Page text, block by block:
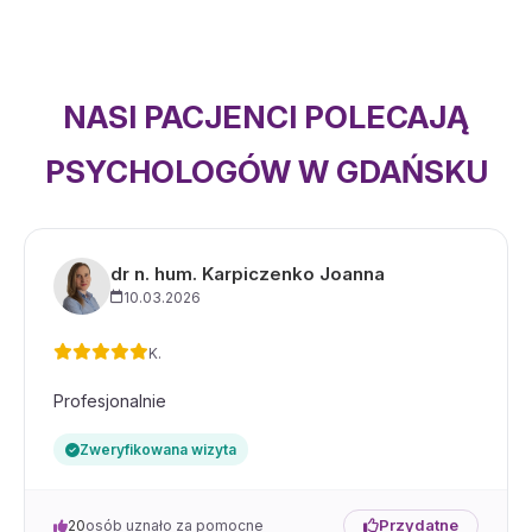
NASI PACJENCI POLECAJĄ
PSYCHOLOGÓW W GDAŃSKU
dr n. hum. Karpiczenko Joanna
10.03.2026
K.
Profesjonalnie
Zweryfikowana wizyta
20osób uznało za pomocne Przydatne